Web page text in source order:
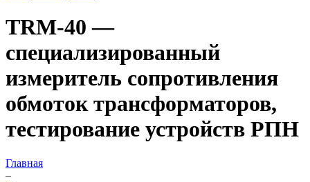
TRM-40 —
специализированный
измеритель сопротивления
обмоток трансформаторов,
тестирование устройств РПН
Главная
–